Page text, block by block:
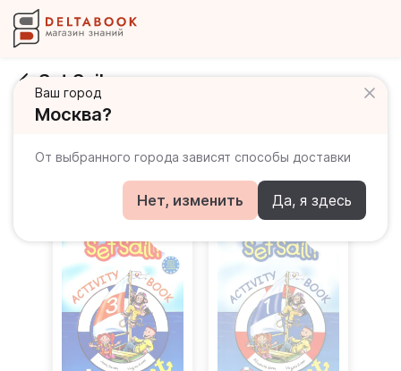
Ваш город
Москва?
От выбранного города зависят способы доставки
Нет, изменить Да, я здесь
Set Sail
Развернуть
Все товары Beginner